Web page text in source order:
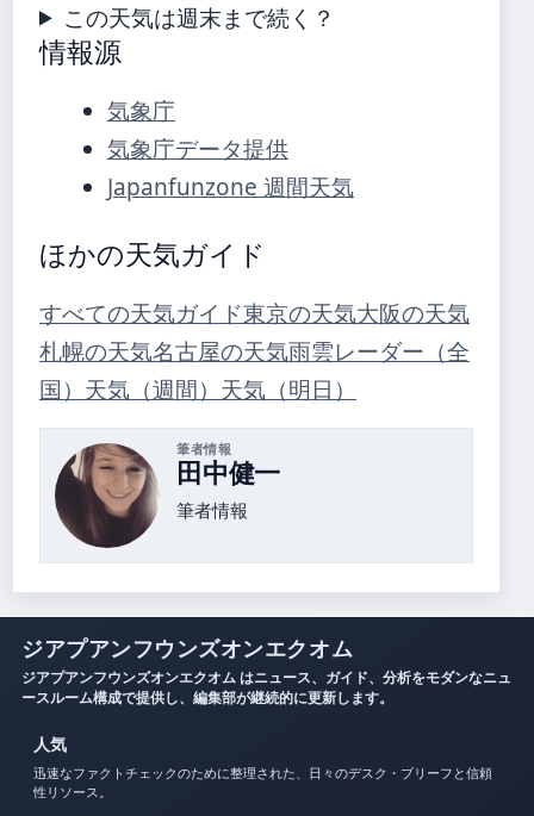
この天気は週末まで続く？
情報源
気象庁
気象庁データ提供
Japanfunzone 週間天気
ほかの天気ガイド
すべての天気ガイド東京の天気大阪の天気
札幌の天気名古屋の天気雨雲レーダー（全
国） 天気（週間） 天気（明日）
筆者情報
田中健一
筆者情報
ジアプアンフウンズオンエクオム
ジアプアンフウンズオンエクオム はニュース、ガイド、分析をモダンなニュ
ースルーム構成で提供し、編集部が継続的に更新します。
人気
迅速なファクトチェックのために整理された、日々のデスク・ブリーフと信頼
性リソース。